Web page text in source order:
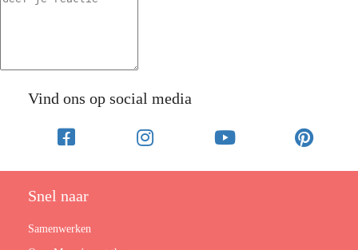
Vind ons op social media
Snel naar
Samenwerken